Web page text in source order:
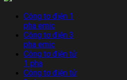
Công tơ điện 1
pha emic
Công tơ điện 3
pha emic
Công tơ điện tử
1 pha
Công tơ điện tử